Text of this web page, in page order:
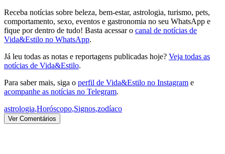
Receba notícias sobre beleza, bem-estar, astrologia, turismo, pets,
comportamento, sexo, eventos e gastronomia no seu WhatsApp e
fique por dentro de tudo! Basta acessar o canal de notícias de
Vida&Estilo no WhatsApp.
Já leu todas as notas e reportagens publicadas hoje? Veja todas as
notícias de Vida&Estilo.
Para saber mais, siga o perfil de Vida&Estilo no Instagram e
acompanhe as notícias no Telegram.
astrologia,Horóscopo,Signos,zodíaco
Ver Comentários